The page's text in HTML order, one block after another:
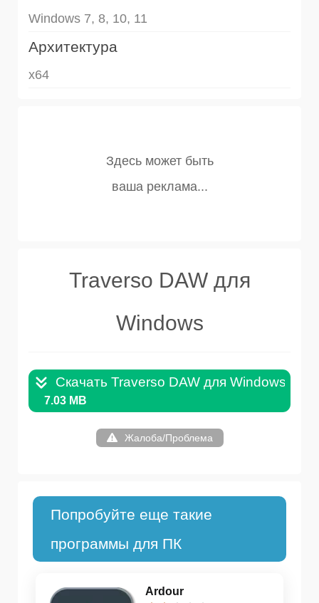
Windows 7, 8, 10, 11
Архитектура
x64
Traverso DAW для
Windows
Скачать Traverso DAW для Windows .GZ
7.03 MB
Жалоба/Проблема
Попробуйте еще такие
программы для ПК
Ardour